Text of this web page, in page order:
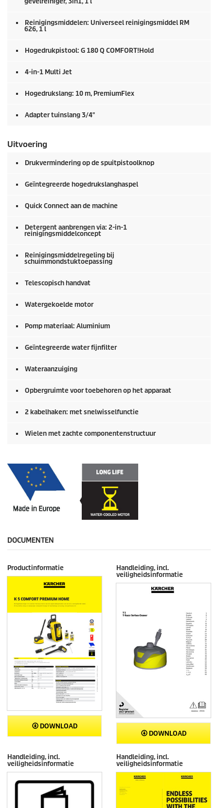
Reinigingsmiddelen: Universeel reinigingsmiddel RM
626, 1 l
Hogedrukpistool: G 180 Q COMFORT!Hold
4-in-1 Multi Jet
Hogedrukslang: 10 m, PremiumFlex
Adapter tuinslang 3/4"
Uitvoering
Drukvermindering op de spuitpistoolknop
Geïntegreerde hogedrukslanghaspel
Quick Connectaan de machine
Detergent aanbrengen via: 2-in-1
reinigingsmiddelconcept
Reinigingsmiddelregeling bij
schuimmondstuktoepassing
Telescopisch handvat
Watergekoelde motor
Pomp materiaal: Aluminium
Geïntegreerde water fijnfilter
Wateraanzuiging
Opbergruimte voor toebehoren op het apparaat
2 kabelhaken: met snelwisselfunctie
Wielen met zachte componentenstructuur
DOCUMENTEN
Productinformatie
DOWNLOAD
Handleiding, incl.
veiligheidsinformatie
DOWNLOAD
Handleiding, incl.
veiligheidsinformatie
Handleiding, incl.
veiligheidsinformatie